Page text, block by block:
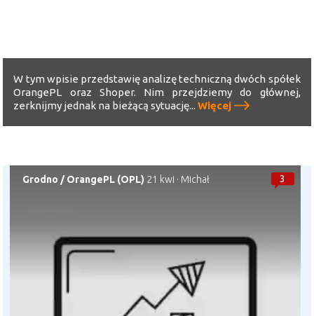
W tym wpisie przedstawię analizę techniczną dwóch spółek
OrangePL oraz Shoper. Nim przejdziemy do głównej,
zerknijmy jednak na bieżącą sytuację...Więcej
3
Grodno /OrangePL (OPL) 21 kwi · Michał